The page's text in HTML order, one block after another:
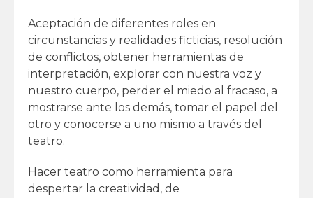
Aceptación de diferentes roles en
circunstancias y realidades ficticias, resolución
de conflictos, obtener herramientas de
interpretación, explorar con nuestra voz y
nuestro cuerpo, perder el miedo al fracaso, a
mostrarse ante los demás, tomar el papel del
otro y conocerse a uno mismo a través del
teatro.
Hacer teatro como herramienta para
despertar la creatividad, de